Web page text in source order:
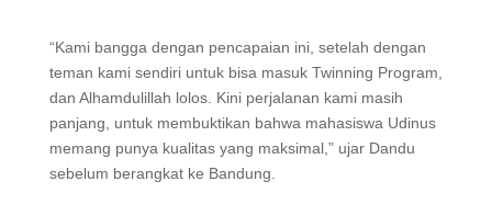
“Kami bangga dengan pencapaian ini, setelah dengan
teman kami sendiri untuk bisa masuk Twinning Program,
dan Alhamdulillah lolos. Kini perjalanan kami masih
panjang, untuk membuktikan bahwa mahasiswa Udinus
memang punya kualitas yang maksimal,” ujar Dandu
sebelum berangkat ke Bandung.